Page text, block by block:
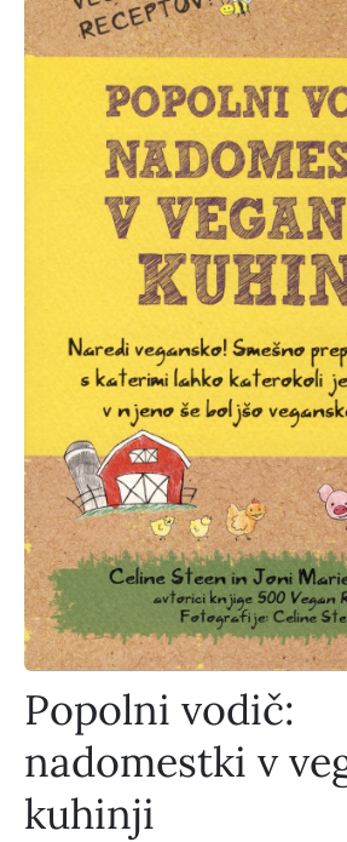
Popolni vodič:
nadomestki v
kuhinji